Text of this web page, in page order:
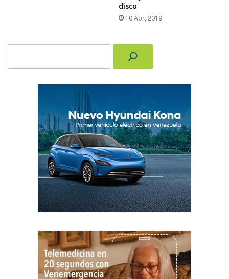
disco
10 Abr, 2019